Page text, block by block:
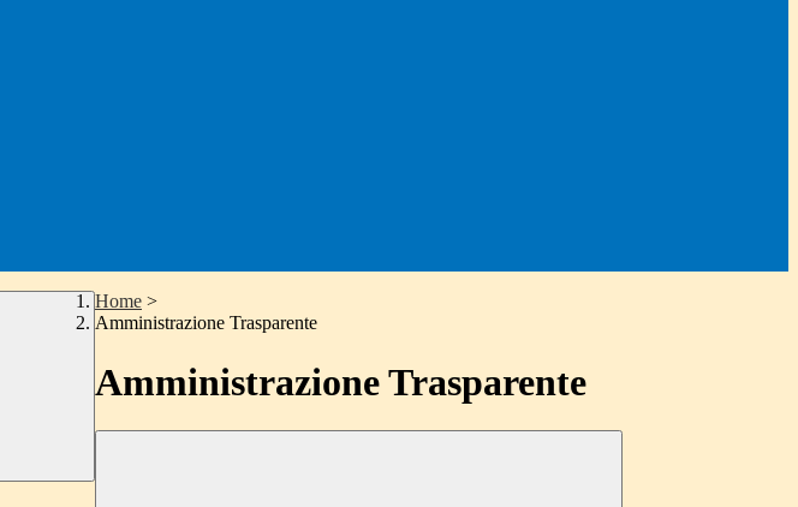
Home >
Amministrazione Trasparente
Amministrazione Trasparente